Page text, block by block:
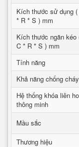
Kích thước sử dụng (
* R * S ) mm
Kích thước ngăn kéo
C * R * S ) mm
Tính năng
Khả năng chống cháy
Hệ thống khóa liên
thông minh
Mầu sắc
Thương hiệu